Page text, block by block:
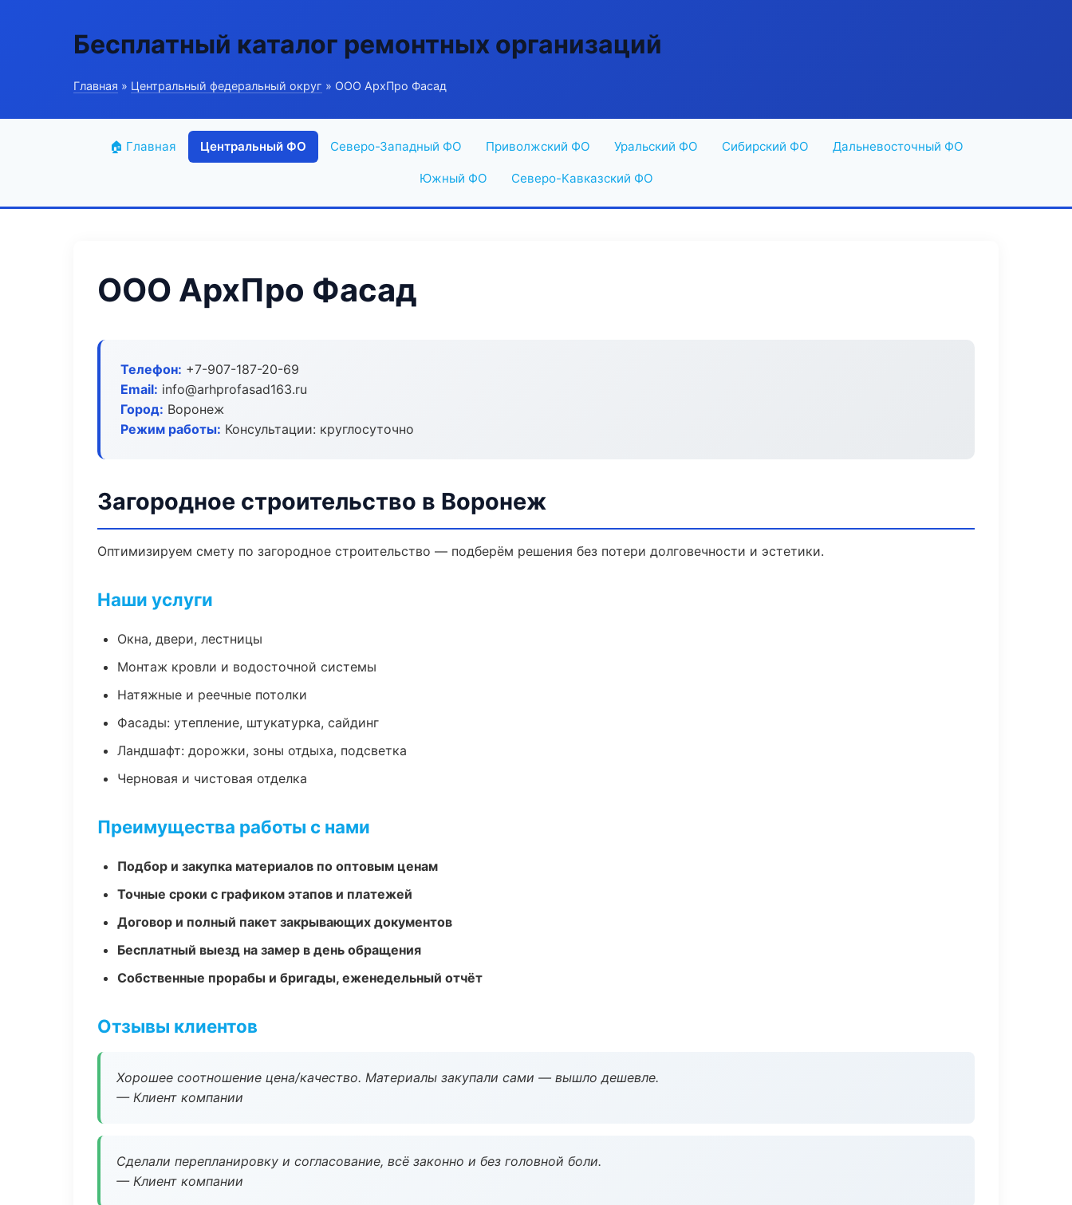
Бесплатный каталог ремонтных организаций
Главная » Центральный федеральный округ » ООО АрхПро Фасад
🏠 Главная Центральный ФО Северо-Западный ФО Приволжский ФО Уральский ФО Сибирский ФО Дальневосточный ФО
Южный ФО Северо-Кавказский ФО
ООО АрхПро Фасад
Телефон: +7-907-187-20-69
Email: info@arhprofasad163.ru
Город: Воронеж
Режим работы: Консультации: круглосуточно
Загородное строительство в Воронеж
Оптимизируем смету по загородное строительство — подберём решения без потери долговечности и эстетики.
Наши услуги
Окна, двери, лестницы
Монтаж кровли и водосточной системы
Натяжные и реечные потолки
Фасады: утепление, штукатурка, сайдинг
Ландшафт: дорожки, зоны отдыха, подсветка
Черновая и чистовая отделка
Преимущества работы с нами
Подбор и закупка материалов по оптовым ценам
Точные сроки с графиком этапов и платежей
Договор и полный пакет закрывающих документов
Бесплатный выезд на замер в день обращения
Собственные прорабы и бригады, еженедельный отчёт
Отзывы клиентов
Хорошее соотношение цена/качество. Материалы закупали сами — вышло дешевле.
— Клиент компании
Сделали перепланировку и согласование, всё законно и без головной боли.
— Клиент компании